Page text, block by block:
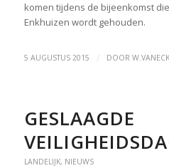
komen tijdens de bijeenkomst
Enkhuizen wordt gehouden.
5 AUGUSTUS 2015 / DOOR W.VANECK
GESLAAGDE
LANDELIJK, NIEUWS